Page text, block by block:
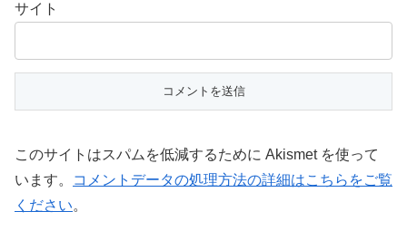
サイト
このサイトはスパムを低減するために Akismet を使って
います。
コメントデータの処理方法の詳細はこちらをご覧
ください。